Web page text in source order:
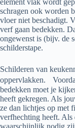
schragen ook worden
vloer niet beschadigt.
verf gaan bedekken.
ongewenst is (bijv. de
schilderstape.
Schilderen van
oppervlakken.
bedekken moet je
heeft gekregen. Als
ze dan lichtjes op met
verfhechting heeft. Als
waarschijnlijk nodig